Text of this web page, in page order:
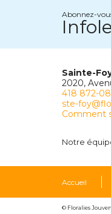
Abonnez-
Sainte-
2020,
418 872-
ste-
Comment
Notre
Accueil
© Floralies